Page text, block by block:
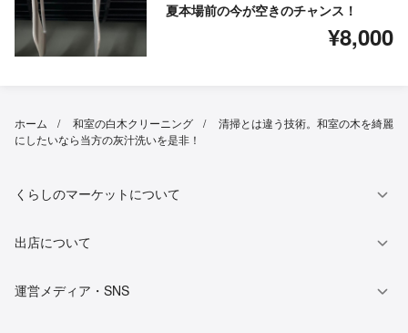
夏本場前の今が空きのチャンス！
¥8,000
ホーム 和室の白木クリーニング
清掃とは違う技術。和室の木を綺麗
にしたいなら当方の灰汁洗いを是非！
くらしのマーケットについて
出店について
運営メディア・SNS